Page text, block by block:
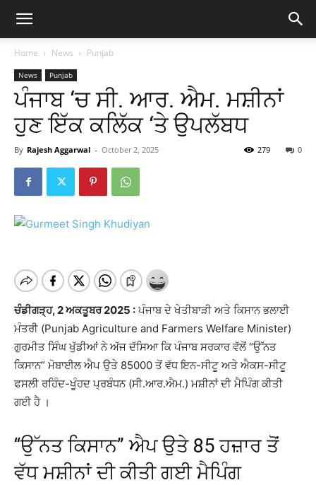
Home News Punjab
News Punjab
ਪੰਜਾਬ ‘ਚ ਸੀ. ਆਰ. ਐਮ. ਮਸ਼ੀਨਾਂ
ਹੁਣ ਇੱਕ ਕਲਿੱਕ ‘ਤੇ ਉਪਲੱਬਧ
By Rajesh Aggarwal - October 2, 2025 0
279
ਚੰਡੀਗੜ੍ਹ, 2 ਅਕਤੂਬਰ 2025 : ਪੰਜਾਬ ਦੇ ਖੇਤੀਬਾੜੀ ਅਤੇ ਕਿਸਾਨ ਭਲਾਈ
ਮੰਤਰੀ (Punjab Agriculture and Farmers Welfare Minister)
ਗੁਰਮੀਤ ਸਿੰਘ ਖੁੱਡੀਆਂ ਨੇ ਅੱਜ ਦੱਸਿਆ ਕਿ ਪੰਜਾਬ ਸਰਕਾਰ ਵੱਲੋਂ “ਉੱਨਤ
ਕਿਸਾਨ” ਮੋਬਾਈਲ ਐਪ ਉਤੇ 85000 ਤੋਂ ਵੱਧ ਇਨ-ਸੀਟੂ ਅਤੇ ਐਕਸ-ਸੀਟੂ
ਫਸਲੀ ਰਹਿੰਦ-ਖੂੰਹਦ ਪ੍ਰਬੰਧਨ (ਸੀ.ਆਰ.ਐਮ.) ਮਸ਼ੀਨਾਂ ਦੀ ਮੈਪਿੰਗ ਕੀਤੀ
ਗਈ ਹੈ ।
“ਉੱਨਤ ਕਿਸਾਨ” ਐਪ ਉਤੇ 85 ਹਜ਼ਾਰ ਤੋਂ
ਵੱਧ ਮਸ਼ੀਨਾਂ ਦੀ ਕੀਤੀ ਗਈ ਮੈਪਿੰਗ